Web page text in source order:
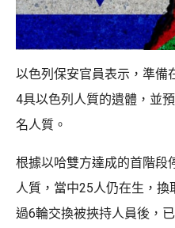
以色列保安官員表示，準備
4具以色列人質的遺體，並
名人質。
根據以哈雙方達成的首階段
人質，當中25人仍在生，
過6輪交換被挾持人員後，